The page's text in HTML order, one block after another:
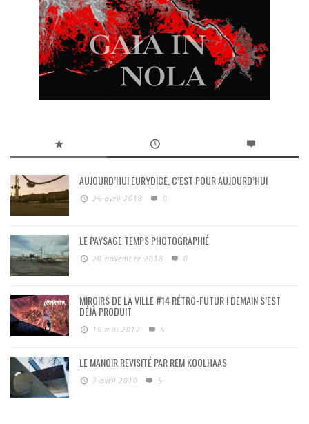
AUJOURD’HUI EURYDICE, C’EST POUR AUJOURD’HUI
25 avril 2018 0
LE PAYSAGE TEMPS PHOTOGRAPHIÉ
20 novembre 2018 0
MIROIRS DE LA VILLE #14 RÉTRO-FUTUR ! DEMAIN S’EST
DÉJÀ PRODUIT
15 mai 2012 5
LE MANOIR REVISITÉ PAR REM KOOLHAAS
7 avril 2010 5